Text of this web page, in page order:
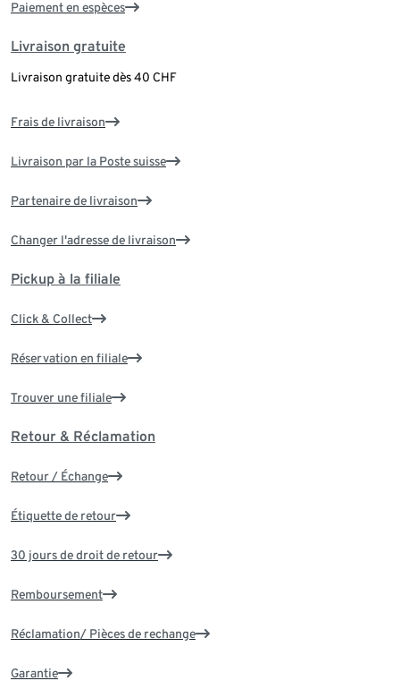
Paiement en espèces
Livraison gratuite
Livraison gratuite dès 40 CHF
Frais de livraison
Livraison par la Poste suisse
Partenaire de livraison
Changer l'adresse de livraison
Pickup à la filiale
Click & Collect
Réservation en filiale
Trouver une filiale
Retour & Réclamation
Retour / Échange
Étiquette de retour
30 jours de droit de retour
Remboursement
Réclamation/ Pièces de rechange
Garantie